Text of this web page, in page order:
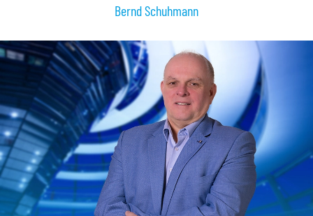
STELLENPORTAL
MEDIATHEK
Bernd Schuhmann